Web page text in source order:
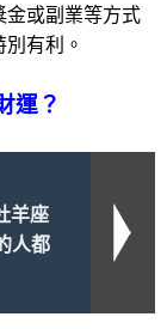
金或副業等方式
有利。
運？
羊座
人都